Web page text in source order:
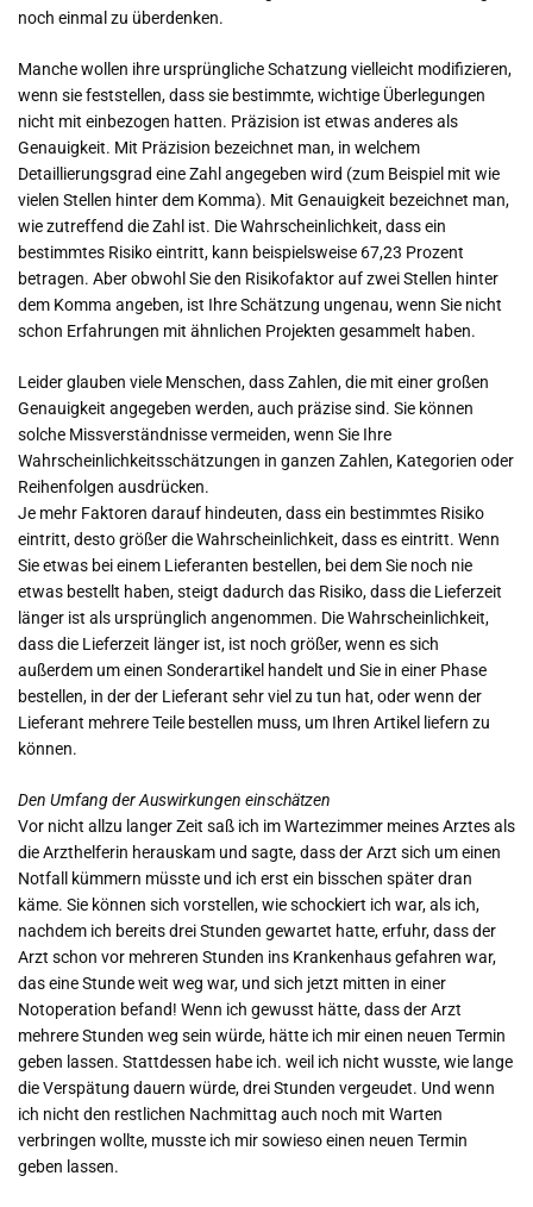
noch einmal zu überdenken.
Manche wollen ihre ursprüngliche Schatzung vielleicht modifizieren,
wenn sie feststellen, dass sie bestimmte, wichtige Überlegungen
nicht mit einbezogen hatten. Präzision ist etwas anderes als
Genauigkeit. Mit Präzision bezeichnet man, in welchem
Detaillierungsgrad eine Zahl angegeben wird (zum Beispiel mit wie
vielen Stellen hinter dem Komma). Mit Genauigkeit bezeichnet man,
wie zutreffend die Zahl ist. Die Wahrscheinlichkeit, dass ein
bestimmtes Risiko eintritt, kann beispielsweise 67,23 Prozent
betragen. Aber obwohl Sie den Risikofaktor auf zwei Stellen hinter
dem Komma angeben, ist Ihre Schätzung ungenau, wenn Sie nicht
schon Erfahrungen mit ähnlichen Projekten gesammelt haben.
Leider glauben viele Menschen, dass Zahlen, die mit einer großen
Genauigkeit angegeben werden, auch präzise sind. Sie können
solche Missverständnisse vermeiden, wenn Sie Ihre
Wahrscheinlichkeitsschätzungen in ganzen Zahlen, Kategorien oder
Reihenfolgen ausdrücken.
Je mehr Faktoren darauf hindeuten, dass ein bestimmtes Risiko
eintritt, desto größer die Wahrscheinlichkeit, dass es eintritt. Wenn
Sie etwas bei einem Lieferanten bestellen, bei dem Sie noch nie
etwas bestellt haben, steigt dadurch das Risiko, dass die Lieferzeit
länger ist als ursprünglich angenommen. Die Wahrscheinlichkeit,
dass die Lieferzeit länger ist, ist noch größer, wenn es sich
außerdem um einen Sonderartikel handelt und Sie in einer Phase
bestellen, in der der Lieferant sehr viel zu tun hat, oder wenn der
Lieferant mehrere Teile bestellen muss, um Ihren Artikel liefern zu
können.
Den Umfang der Auswirkungen einschätzen
Vor nicht allzu langer Zeit saß ich im Wartezimmer meines Arztes als
die Arzthelferin herauskam und sagte, dass der Arzt sich um einen
Notfall kümmern müsste und ich erst ein bisschen später dran
käme. Sie können sich vorstellen, wie schockiert ich war, als ich,
nachdem ich bereits drei Stunden gewartet hatte, erfuhr, dass der
Arzt schon vor mehreren Stunden ins Krankenhaus gefahren war,
das eine Stunde weit weg war, und sich jetzt mitten in einer
Notoperation befand! Wenn ich gewusst hätte, dass der Arzt
mehrere Stunden weg sein würde, hätte ich mir einen neuen Termin
geben lassen. Stattdessen habe ich. weil ich nicht wusste, wie lange
die Verspätung dauern würde, drei Stunden vergeudet. Und wenn
ich nicht den restlichen Nachmittag auch noch mit Warten
verbringen wollte, musste ich mir sowieso einen neuen Termin
geben lassen.